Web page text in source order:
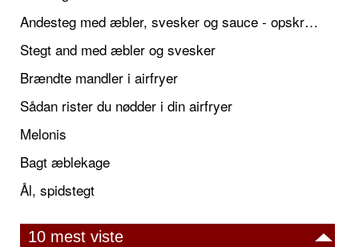
Andesteg med æbler, svesker og sauce - opskrift også til jul
Stegt and med æbler og svesker
Brændte mandler i airfryer
Sådan rister du nødder i din airfryer
Melonis
Bagt æblekage
Ål, spidstegt
10 mest viste